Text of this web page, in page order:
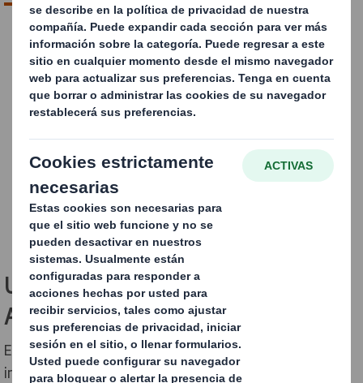
UN EMBALAJE QUE TE AYUDARÁ A
AUMENTAR TUS VENTAS
El packaging marca una gran diferencia a la hora de
impulsar las preferencias de compra y la fidelidad a las